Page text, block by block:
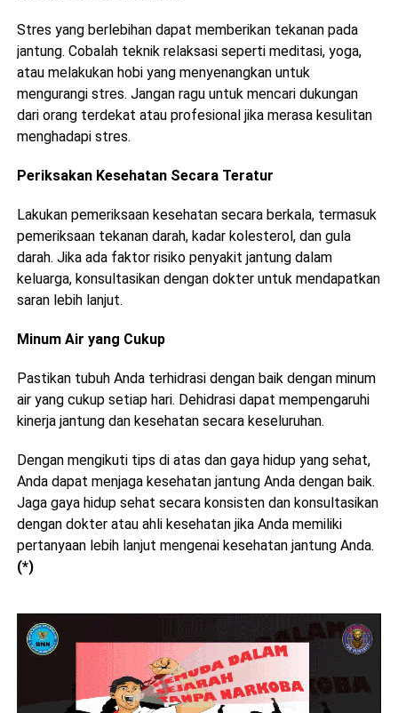
Stres yang berlebihan dapat memberikan tekanan pada
jantung. Cobalah teknik relaksasi seperti meditasi, yoga,
atau melakukan hobi yang menyenangkan untuk
mengurangi stres. Jangan ragu untuk mencari dukungan
dari orang terdekat atau profesional jika merasa kesulitan
menghadapi stres.
Periksakan Kesehatan Secara Teratur
Lakukan pemeriksaan kesehatan secara berkala, termasuk
pemeriksaan tekanan darah, kadar kolesterol, dan gula
darah. Jika ada faktor risiko penyakit jantung dalam
keluarga, konsultasikan dengan dokter untuk mendapatkan
saran lebih lanjut.
Minum Air yang Cukup
Pastikan tubuh Anda terhidrasi dengan baik dengan minum
air yang cukup setiap hari. Dehidrasi dapat mempengaruhi
kinerja jantung dan kesehatan secara keseluruhan.
Dengan mengikuti tips di atas dan gaya hidup yang sehat,
Anda dapat menjaga kesehatan jantung Anda dengan baik.
Jaga gaya hidup sehat secara konsisten dan konsultasikan
dengan dokter atau ahli kesehatan jika Anda memiliki
pertanyaan lebih lanjut mengenai kesehatan jantung Anda.
(*)